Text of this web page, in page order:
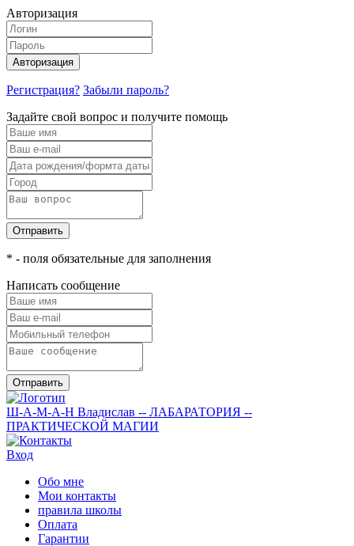
Авторизация
Авторизация
Регистрация? Забыли пароль?
Задайте свой вопрос и получите помощь
Отправить
* - поля обязательные для заполнения
Написать сообщение
Отправить
Ш-А-М-А-Н Владислав -- ЛАБАРАТОРИЯ --
ПРАКТИЧЕСКОЙ МАГИИ
Вход
Обо мне
Мои контакты
правила школы
Оплата
Гарантии